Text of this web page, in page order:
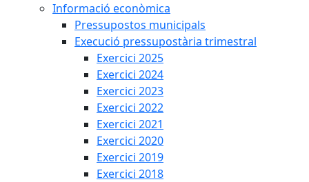
Informació econòmica
Pressupostos municipals
Execució pressupostària trimestral
Exercici 2025
Exercici 2024
Exercici 2023
Exercici 2022
Exercici 2021
Exercici 2020
Exercici 2019
Exercici 2018